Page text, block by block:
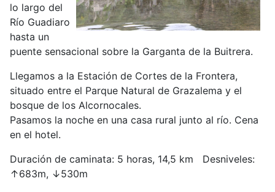
lo largo del
Río Guadiaro
hasta un
puente sensacional sobre la Garganta de la Buitrera.
Llegamos a la Estación de Cortes de la Frontera,
situado entre el Parque Natural de Grazalema y el
bosque de los Alcornocales.
Pasamos la noche en una casa rural junto al río. Cena
en el hotel.
Duración de caminata: 5 horas, 14,5 km Desniveles:
↑683m, ↓530m